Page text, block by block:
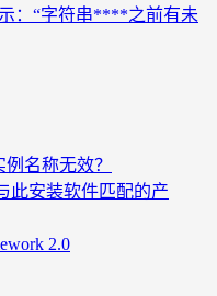
：“字符串****之前有未
名称无效？
此安装软件匹配的产
2.0